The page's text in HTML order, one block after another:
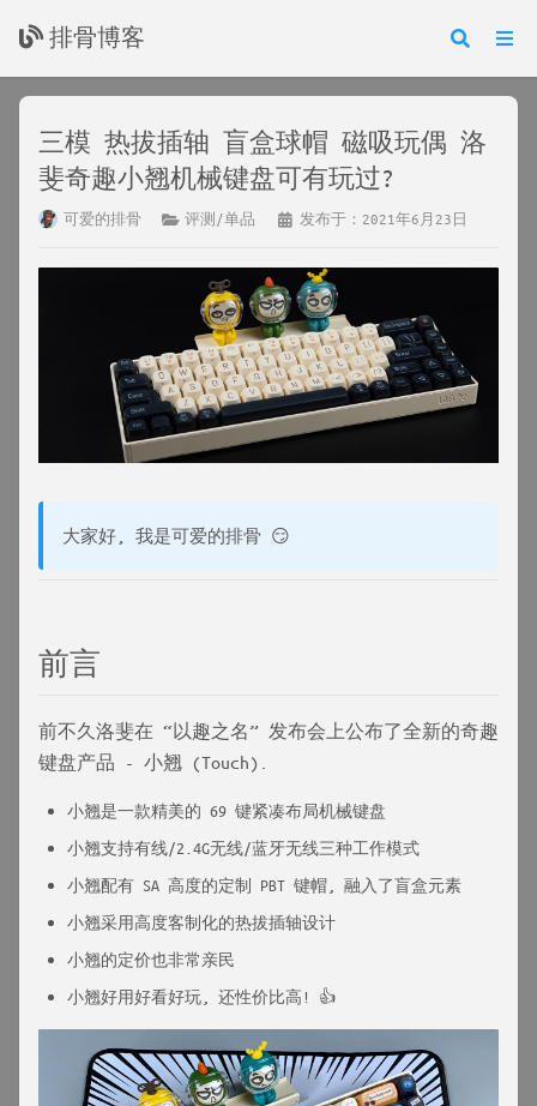
排骨博客
三模 热拔插轴 盲盒球帽 磁吸玩偶 洛
斐奇趣小翘机械键盘可有玩过?
可爱的排骨 评测/单品 发布于：2021年6月23日
大家好, 我是可爱的排骨 😏
前言
前不久洛斐在 “以趣之名” 发布会上公布了全新的奇趣
键盘产品 - 小翘 (Touch).
小翘是一款精美的 69 键紧凑布局机械键盘
小翘支持有线/2.4G无线/蓝牙无线三种工作模式
小翘配有 SA 高度的定制 PBT 键帽, 融入了盲盒元素
小翘采用高度客制化的热拔插轴设计
小翘的定价也非常亲民
小翘好用好看好玩, 还性价比高! 👍